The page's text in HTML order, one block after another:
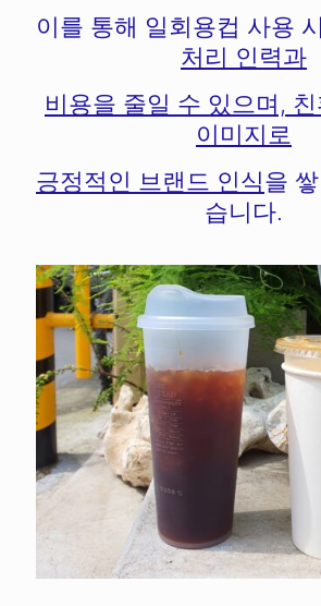
이를 통해 일회용컵 사용
처리 인력과
비용을 줄일 수 있으며,
이미지로
긍정적인 브랜드 인식을
습니다.